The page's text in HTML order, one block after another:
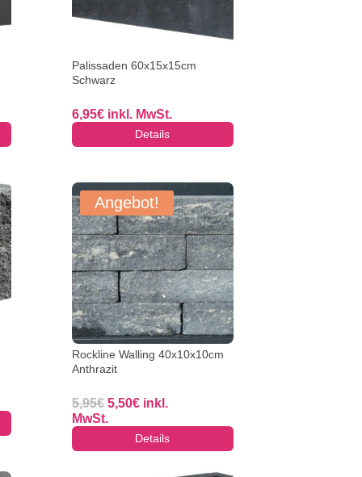
Palissaden 60x15x15cm
Schwarz
6,95€ inkl. MwSt.
Details
Angebot!
Rockline Walling 40x10x10cm
Anthrazit
5,95€ Ursprünglicher
5,95€
5,50€Aktueller
ist:
5,50€.
inkl.
MwSt.
Details